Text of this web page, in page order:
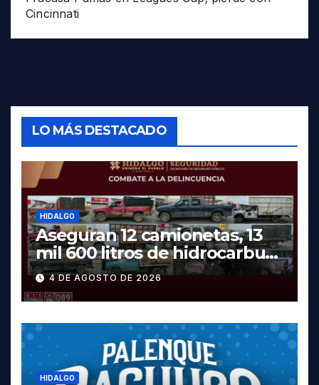
Cincinnati
LO MÁS DESTACADO
HIDALGO
Aseguran 12 camionetas, 13
mil 600 litros de hidrocarburo
y dos vehículos robados en
Tula
4 DE AGOSTO DE 2026
HIDALGO